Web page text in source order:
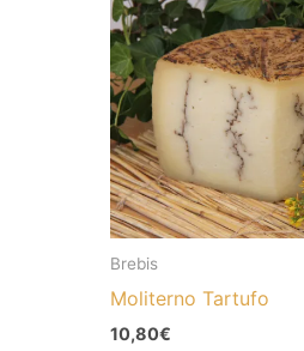
Brebis
Moliterno Tartufo
10,80€